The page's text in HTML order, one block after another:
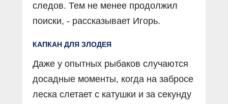
следов. Тем не менее продолжил
поиски, - рассказывает Игорь.
КАПКАН ДЛЯ ЗЛОДЕЯ
Даже у опытных рыбаков случаются
досадные моменты, когда на забросе
леска слетает с катушки и за секунду